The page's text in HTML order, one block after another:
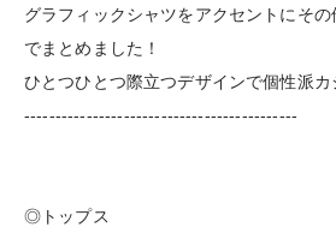
グラフィックシャツをアクセントにそ
でまとめました！
ひとつひとつ際立つデザインで個性派カ
--------------------------------------------
◎トップス